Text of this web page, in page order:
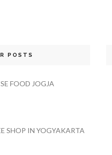
POSTS
FOOD JOGJA
SHOP IN YOGYAKARTA